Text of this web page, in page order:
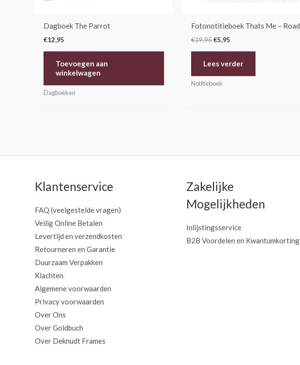
Dagboek The Parrot
€12,95
Toevoegen aan
winkelwagen
Dagboeken
Fotonotitieboek Thats Me – Road
€19,95€5,95
Lees verder
Notitieboek
Klantenservice
FAQ (veelgestelde vragen)
Veilig Online Betalen
Levertijd en verzendkosten
Retourneren en Garantie
Duurzaam Verpakken
Klachten
Algemene voorwaarden
Privacy voorwaarden
Over Ons
Over Goldbuch
Over Deknudt Frames
Zakelijke
Mogelijkheden
Inlijstingsservice
B2B Voordelen en Kwantumkorting